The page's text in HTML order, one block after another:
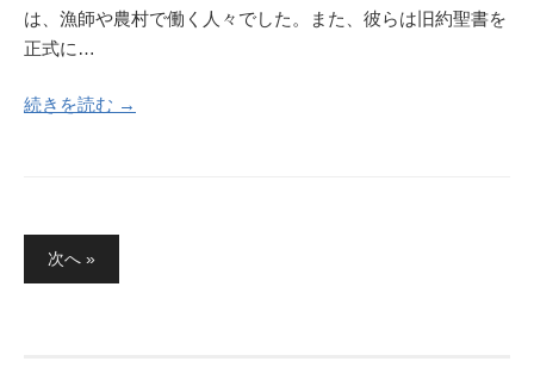
は、漁師や農村で働く人々でした。また、彼らは旧約聖書を
正式に…
続きを読む →
稿
次へ »